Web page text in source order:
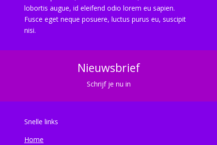
lobortis augue, id eleifend odio lorem eu sapien.
Fusce eget neque posuere, luctus purus eu, suscipit
nisi.
Nieuwsbrief
Schrijf je nu in
Snelle links
Home